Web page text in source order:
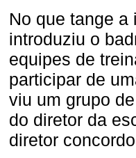
No que tange
introduziu o
equipes de
participar de
viu um grupo
do diretor da
diretor